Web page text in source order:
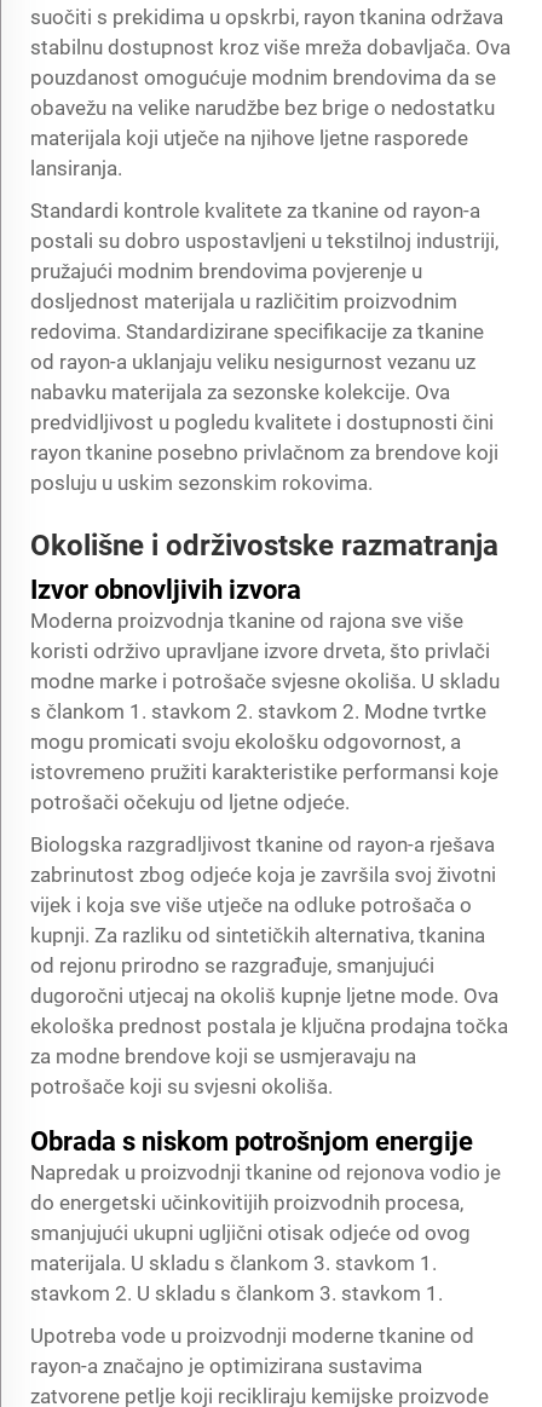
suočiti s prekidima u opskrbi, rayon tkanina održava
stabilnu dostupnost kroz više mreža dobavljača. Ova
pouzdanost omogućuje modnim brendovima da se
obavežu na velike narudžbe bez brige o nedostatku
materijala koji utječe na njihove ljetne rasporede
lansiranja.
Standardi kontrole kvalitete za tkanine od rayon-a
postali su dobro uspostavljeni u tekstilnoj industriji,
pružajući modnim brendovima povjerenje u
dosljednost materijala u različitim proizvodnim
redovima. Standardizirane specifikacije za tkanine
od rayon-a uklanjaju veliku nesigurnost vezanu uz
nabavku materijala za sezonske kolekcije. Ova
predvidljivost u pogledu kvalitete i dostupnosti čini
rayon tkanine posebno privlačnom za brendove koji
posluju u uskim sezonskim rokovima.
Okolišne i održivostske razmatranja
Izvor obnovljivih izvora
Moderna proizvodnja tkanine od rajona sve više
koristi održivo upravljane izvore drveta, što privlači
modne marke i potrošače svjesne okoliša. U skladu
s člankom 1. stavkom 2. stavkom 2. Modne tvrtke
mogu promicati svoju ekološku odgovornost, a
istovremeno pružiti karakteristike performansi koje
potrošači očekuju od ljetne odjeće.
Biologska razgradljivost tkanine od rayon-a rješava
zabrinutost zbog odjeće koja je završila svoj životni
vijek i koja sve više utječe na odluke potrošača o
kupnji. Za razliku od sintetičkih alternativa, tkanina
od rejonu prirodno se razgrađuje, smanjujući
dugoročni utjecaj na okoliš kupnje ljetne mode. Ova
ekološka prednost postala je ključna prodajna točka
za modne brendove koji se usmjeravaju na
potrošače koji su svjesni okoliša.
Obrada s niskom potrošnjom energije
Napredak u proizvodnji tkanine od rejonova vodio je
do energetski učinkovitijih proizvodnih procesa,
smanjujući ukupni ugljični otisak odjeće od ovog
materijala. U skladu s člankom 3. stavkom 1.
stavkom 2. U skladu s člankom 3. stavkom 1.
Upotreba vode u proizvodnji moderne tkanine od
rayon-a značajno je optimizirana sustavima
zatvorene petlje koji recikliraju kemijske proizvode